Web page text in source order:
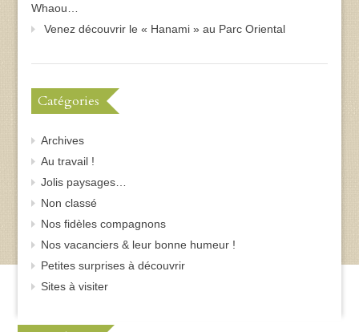
Whaou…
Venez découvrir le « Hanami » au Parc Oriental
Catégories
Archives
Au travail !
Jolis paysages…
Non classé
Nos fidèles compagnons
Nos vacanciers & leur bonne humeur !
Petites surprises à découvrir
Sites à visiter